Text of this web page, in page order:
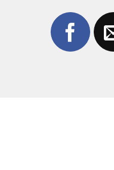
3. Tại Sao Nên
Tại Thùy Trang